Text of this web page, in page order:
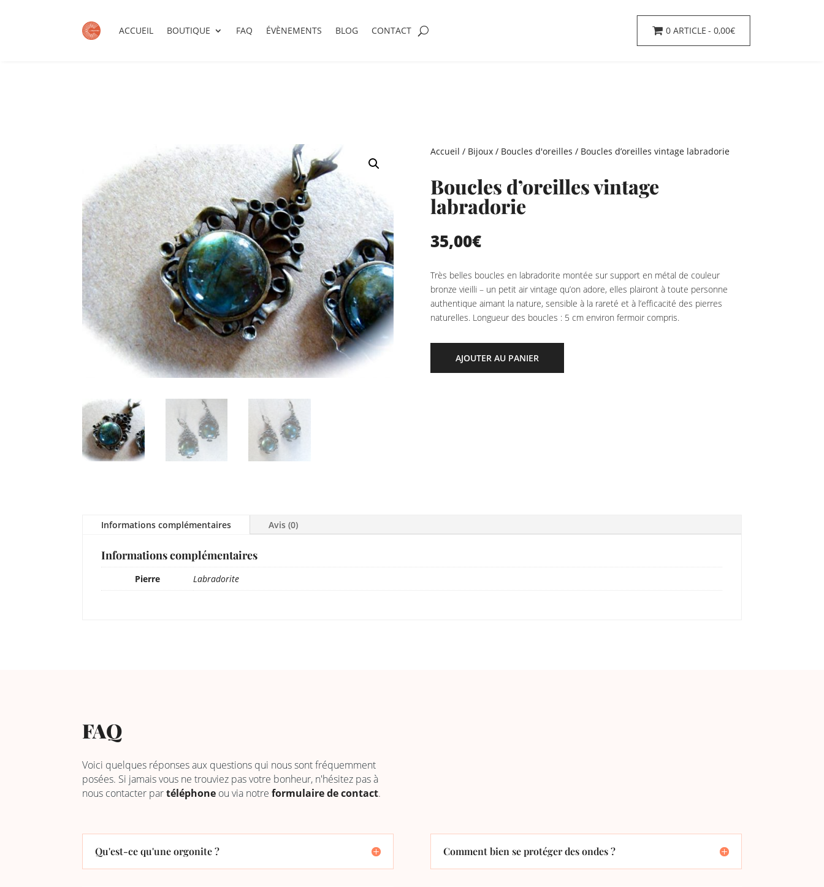
ACCUEIL BOUTIQUE FAQ ÉVÈNEMENTS BLOG CONTACT 0 ARTICLE 0,00€
Accueil / Bijoux/ Boucles d'oreilles / Boucles d’oreilles vintage labradorie
Boucles d’oreilles vintage
labradorie
35,00€
Très belles boucles en labradorite montée sur support en métal de couleur
bronze vieilli – un petit air vintage qu’on adore, elles plairont à toute personne
authentique aimant la nature, sensible à la rareté et à l’efficacité des pierres
naturelles. Longueur des boucles : 5 cm environ fermoir compris.
AJOUTER AU PANIER
Informations complémentaires Avis (0)
Informations complémentaires
Pierre Labradorite
FAQ
Voici quelques réponses aux questions qui nous sont fréquemment
posées. Si jamais vous ne trouviez pas votre bonheur, n'hésitez pas à
nous contacter partéléphone ou via notreformulaire de contact.
Qu'est-ce qu'une orgonite ? Comment bien se protéger des ondes ?